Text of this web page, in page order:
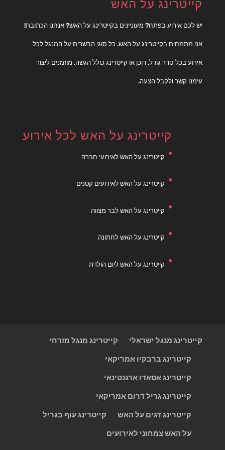
קייטרינג על האש
יש לכם אירוע בפתח? מעוניינים בקייטרינג על האש? אנחנו הכתובת!
אנו מתמחים בקייטרינג על האש. כל סוגי הבשרים על המנגל לכל
אירוע בכל סדר גודל. דוכן או קייטרינג כולל הגשה. מוזמנים ליצור
עימנו קשר ולקבל הצעה.
קייטרינג על האש לכל אירוע
קייטרינג על האש לאירועי חברה
קייטרינג על האש לאירועים קטנים
קייטרינג על האש לבר מצווה
קייטרינג על האש לחתונה
קייטרינג על האש ליום הולדת
קייטרינג מנגל ישראלי קייטרינג מנגל מזרחי
קייטרינג ברבקיו אמריקאי
קייטרינג אסאדו ארגנטינאי
קייטרינג גריל דרום אמריקאי
קייטרינג דגים על האש קייטרינג עוף בגריל
על האש צמחוני לאירועים